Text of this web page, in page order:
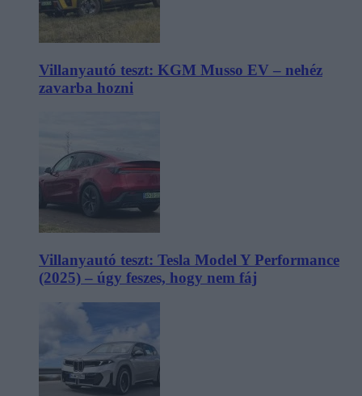
Villanyautó teszt: KGM Musso EV – nehéz
zavarba hozni
Villanyautó teszt: Tesla Model Y Performance
(2025) – úgy feszes, hogy nem fáj